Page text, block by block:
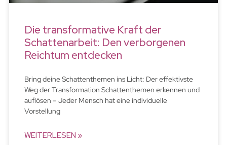
Die transformative Kraft der
Schattenarbeit: Den verborgenen
Reichtum entdecken
Bring deine Schattenthemen ins Licht: Der effektivste
Weg der Transformation Schattenthemen erkennen und
auflösen – Jeder Mensch hat eine individuelle
Vorstellung
WEITERLESEN »